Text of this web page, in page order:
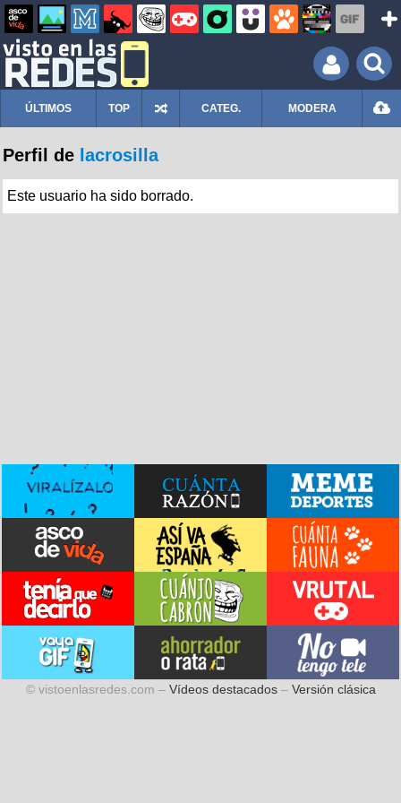
ÚLTIMOS TOP CATEG. MODERA
Perfil de lacrosilla
Este usuario ha sido borrado.
© vistoenlasredes.com – Vídeos destacados– Versión clásica